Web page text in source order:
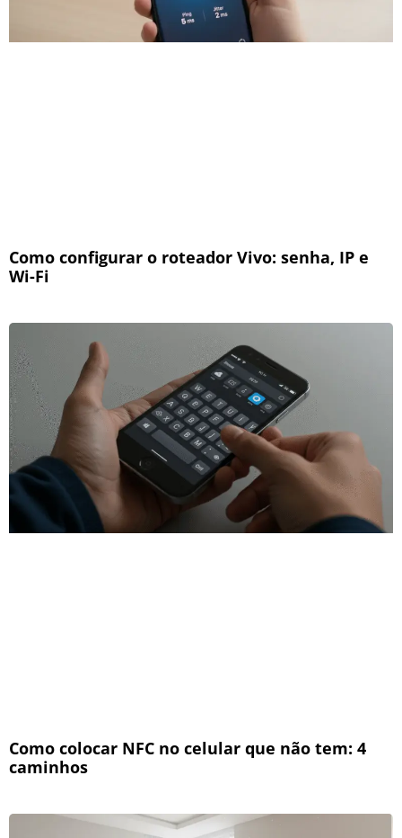
Como configurar o roteador Vivo: senha, IP e
Wi-Fi
Como colocar NFC no celular que não tem: 4
caminhos